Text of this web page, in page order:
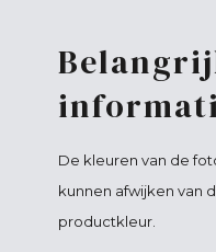
De kleuren van de
kunnen afwijken van
productkleur.